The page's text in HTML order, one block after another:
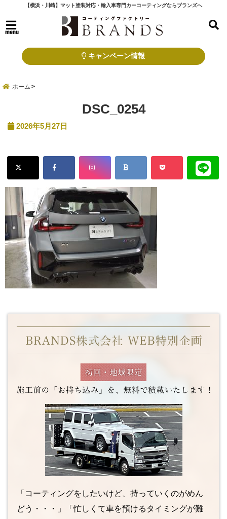
【横浜・川崎】マット塗装対応・輸入車専門カーコーティングならブランズへ
menu
キャンペーン情報
ホーム
DSC_0254
2026年5月27日
「コーティングをしたいけど、持っていくのがめん
どう・・・」「忙しくて車を預けるタイミングが難